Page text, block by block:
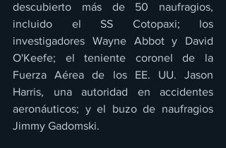
descubierto más de 50 naufragios,
incluido el SS Cotopaxi; los
investigadores Wayne Abbot y David
O'Keefe; el teniente coronel de la
Fuerza Aérea de los EE. UU. Jason
Harris, una autoridad en accidentes
aeronáuticos; y el buzo de naufragios
Jimmy Gadomski.